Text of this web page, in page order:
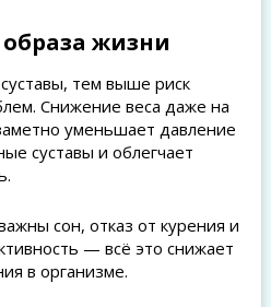
жизни
тем выше риск
Снижение веса даже на
уменьшает давление
суставы и облегчает
сон, отказ от курения и
— всё это снижает
в организме.